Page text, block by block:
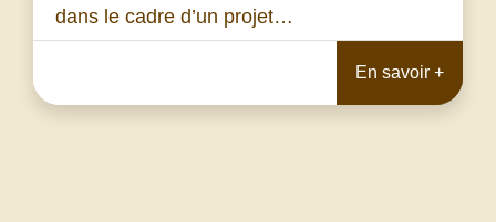
dans le cadre d’un projet…
En savoir +